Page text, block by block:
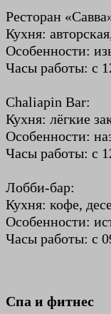
Ресторан
Кухня:
Особенности:
Часы работы: с
Chaliapin Bar:
Кухня: лёгкие
Особенности:
Часы работы: с
Лобби-бар:
Кухня: кофе,
Особенности:
Часы работы: с
Спа и фитнес